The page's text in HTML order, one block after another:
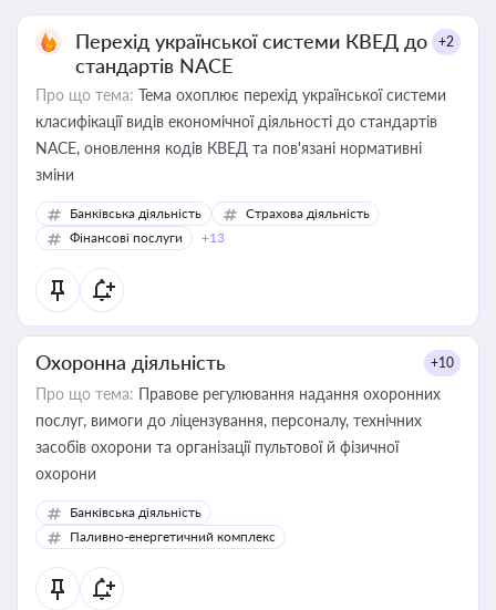
Перехід української системи КВЕД до
стандартів NACE
+2
Про що тема: Тема охоплює перехід української системи
класифікації видів економічної діяльності до стандартів
NACE, оновлення кодів КВЕД та пов'язані нормативні
зміни
Банківська діяльність
Страхова діяльність
Фінансові послуги
+13
Охоронна діяльність +10
Про що тема: Правове регулювання надання охоронних
послуг, вимоги до ліцензування, персоналу, технічних
засобів охорони та організації пультової й фізичної
охорони
Банківська діяльність
Паливно-енергетичний комплекс